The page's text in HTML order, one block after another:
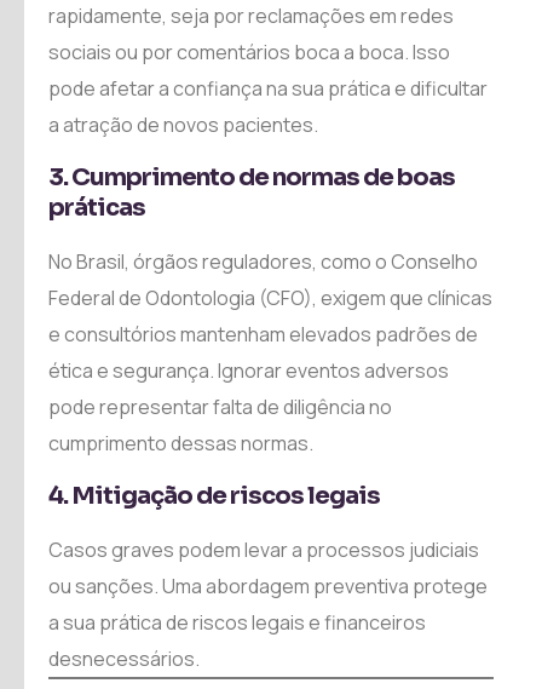
rapidamente, seja por reclamações em redes
sociais ou por comentários boca a boca. Isso
pode afetar a confiança na sua prática e dificultar
a atração de novos pacientes.
3. Cumprimento de normas de boas
práticas
No Brasil, órgãos reguladores, como o Conselho
Federal de Odontologia (CFO), exigem que clínicas
e consultórios mantenham elevados padrões de
ética e segurança. Ignorar eventos adversos
pode representar falta de diligência no
cumprimento dessas normas.
4. Mitigação de riscos legais
Casos graves podem levar a processos judiciais
ou sanções. Uma abordagem preventiva protege
a sua prática de riscos legais e financeiros
desnecessários.